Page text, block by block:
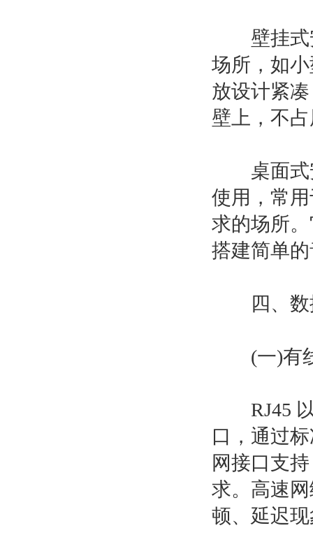
壁挂式安
场所，如
放设计紧
壁上，不
桌面式安
使用，常
求的场所
搭建简单
四、数
(一)有
RJ45 以
口，通过
网接口支
求。高速
顿、延迟